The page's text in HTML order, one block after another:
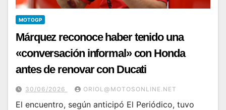
MOTOGP
Márquez reconoce haber tenido una
«conversación informal» con Honda
antes de renovar con Ducati
30/06/2026 ORIOL@MOTOSONLINE.NET
El encuentro, según anticipó El Periódico, tuvo